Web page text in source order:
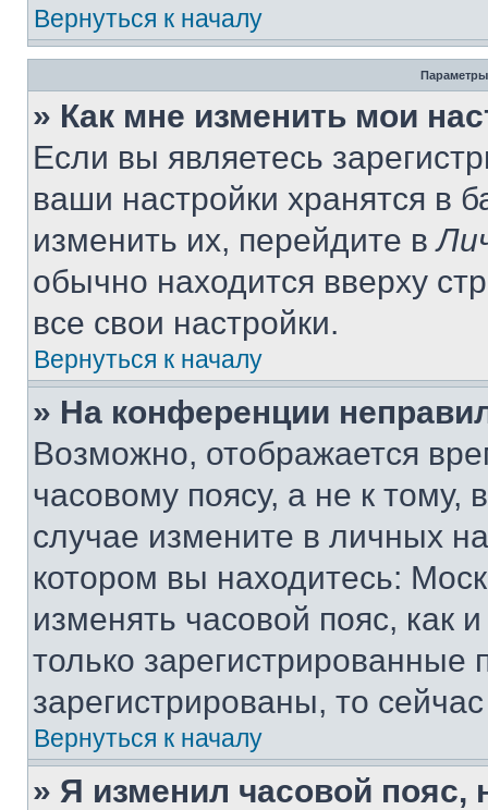
Вернуться к началу
Параметры
» Как мне изменить мои
Если вы являетесь
ваши настройки хранятся в
изменить их, перейдите в
обычно находится вверху
все свои настройки.
Вернуться к началу
» На конференции
Возможно, отображается
часовому поясу, а не к тому,
случае измените в личных
котором вы находитесь:
изменять часовой пояс, как
только
зарегистрированы, то
Вернуться к началу
» Я изменил часовой пояс,